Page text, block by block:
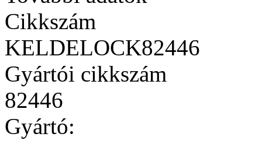
Cikkszám
KELDELOCK82446
Gyártói cikkszám
82446
Gyártó: